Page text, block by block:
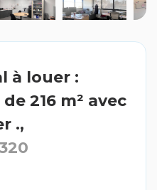
à louer :
216 m² avec
.,